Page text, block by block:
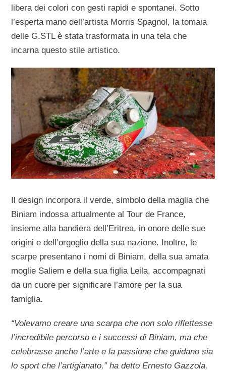
libera dei colori con gesti rapidi e spontanei. Sotto
l’esperta mano dell’artista Morris Spagnol, la tomaia
delle G.STL è stata trasformata in una tela che
incarna questo stile artistico.
Il design incorpora il verde, simbolo della maglia che
Biniam indossa attualmente al Tour de France,
insieme alla bandiera dell’Eritrea, in onore delle sue
origini e dell’orgoglio della sua nazione. Inoltre, le
scarpe presentano i nomi di Biniam, della sua amata
moglie Saliem e della sua figlia Leila, accompagnati
da un cuore per significare l’amore per la sua
famiglia.
“Volevamo creare una scarpa che non solo riflettesse
l’incredibile percorso e i successi di Biniam, ma che
celebrasse anche l’arte e la passione che guidano sia
lo sport che l’artigianato,” ha detto Ernesto Gazzola,